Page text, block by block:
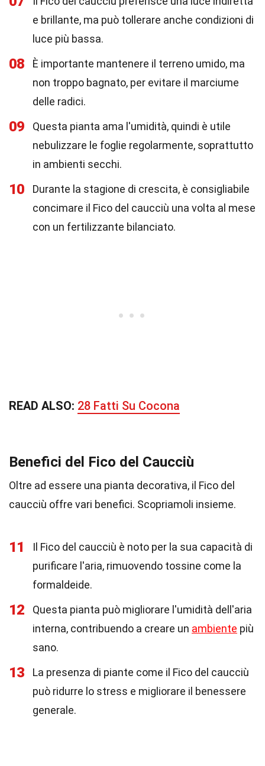
e brillante, ma può tollerare anche condizioni di
luce più bassa.
08
È importante mantenere il terreno umido, ma
non troppo bagnato, per evitare il marciume
delle radici.
09
Questa pianta ama l'umidità, quindi è utile
nebulizzare le foglie regolarmente, soprattutto
in ambienti secchi.
10
Durante la stagione di crescita, è consigliabile
concimare il Fico del caucciù una volta al mese
con un fertilizzante bilanciato.
READ ALSO: 28 Fatti Su Cocona
Benefici del Fico del Caucciù
Oltre ad essere una pianta decorativa, il Fico del
caucciù offre vari benefici. Scopriamoli insieme.
11
Il Fico del caucciù è noto per la sua capacità di
purificare l'aria, rimuovendo tossine come la
formaldeide.
12
Questa pianta può migliorare l'umidità dell'aria
interna, contribuendo a creare un ambiente più
sano.
13
La presenza di piante come il Fico del caucciù
può ridurre lo stress e migliorare il benessere
generale.